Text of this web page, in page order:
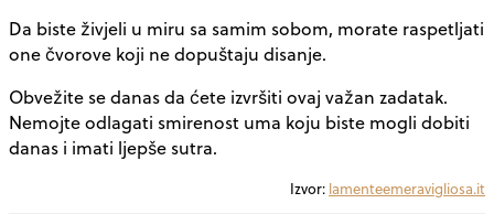
Da biste živjeli u miru sa samim sobom, morate raspetljati
one čvorove koji ne dopuštaju disanje.
Obvežite se danas da ćete izvršiti ovaj važan zadatak.
Nemojte odlagati smirenost uma koju biste mogli dobiti
danas i imati ljepše sutra.
Izvor: lamenteemeravigliosa.it